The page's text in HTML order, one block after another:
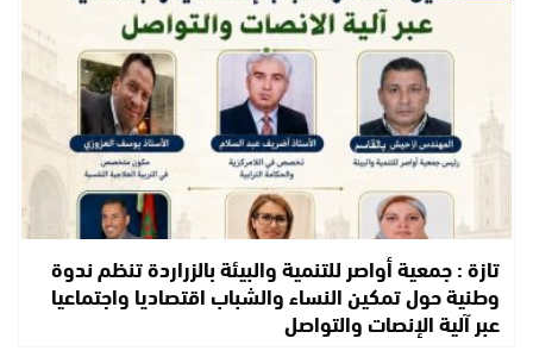
تازة : جمعية أواصر للتنمية والبيئة بالزراردة تنظم ندوة
وطنية حول تمكين النساء والشباب اقتصاديا واجتماعيا
عبر آلية الإنصات والتواصل